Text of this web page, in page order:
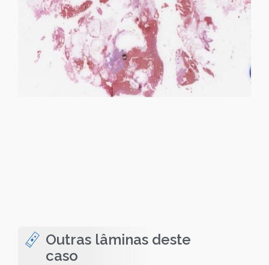
Outras lâminas deste
caso